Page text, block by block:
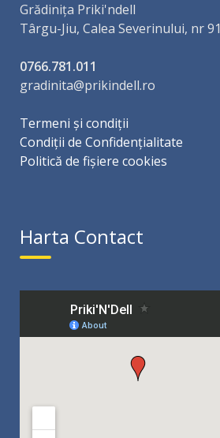
Grădinița Priki'ndell
Târgu-Jiu, Calea Severinului, nr 91
0766.781.011
gradinita@prikindell.ro
Termeni și condiții
Condiții de Confidențialitate
Politică de fișiere cookies
Harta Contact